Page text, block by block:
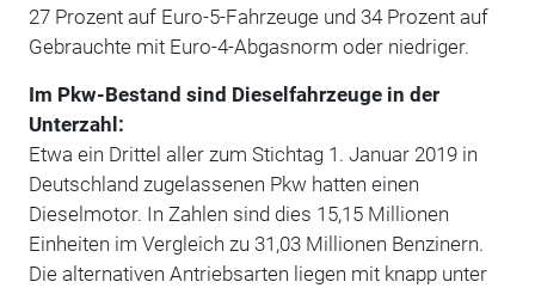
27 Prozent auf Euro-5-Fahrzeuge und 34 Prozent auf
Gebrauchte mit Euro-4-Abgasnorm oder niedriger.
Im Pkw-Bestand sind Dieselfahrzeuge in der
Unterzahl:
Etwa ein Drittel aller zum Stichtag 1. Januar 2019 in
Deutschland zugelassenen Pkw hatten einen
Dieselmotor. In Zahlen sind dies 15,15 Millionen
Einheiten im Vergleich zu 31,03 Millionen Benzinern.
Die alternativen Antriebsarten liegen mit knapp unter